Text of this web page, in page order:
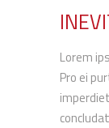
Lorem
Pro ei